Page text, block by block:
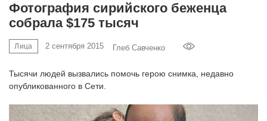
Фотография сирийского беженца
собрала $175 тысяч
Лица 2 сентября 2015 Глеб Савченко
Тысячи людей вызвались помочь герою снимка, недавно
опубликованного в Сети.